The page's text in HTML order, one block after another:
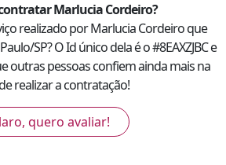
Marlucia Cordeiro?
realizado porMarlucia Cordeiroque
/SP? O Id único dela é o #8EAXZJBCe
outras pessoas confiem ainda mais na
realizar a contratação!
quero avaliar!